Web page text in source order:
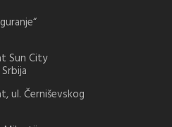
Sun City
ul. Černiševskog